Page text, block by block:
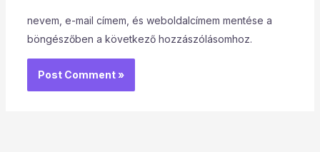
nevem, e-mail címem, és weboldalcímem mentése a
böngészőben a következő hozzászólásomhoz.